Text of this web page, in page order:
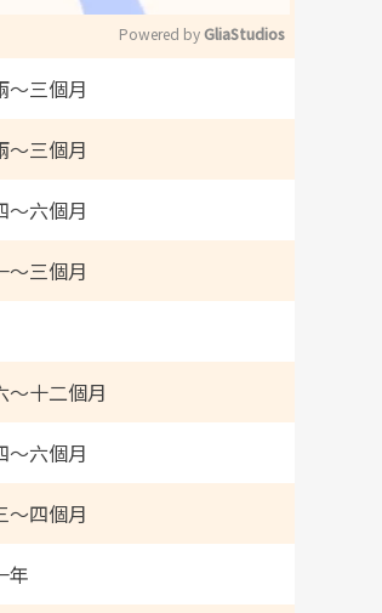
t
Powered by GliaStudios
～三個月
～三個月
～六個月
～三個月
～十二個月
～六個月
～四個月
年